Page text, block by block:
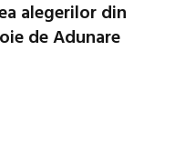
alegerilor din
de Adunare